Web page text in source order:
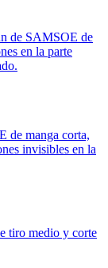
de SAMSOE de
en la parte
de manga corta,
invisibles en la
tiro medio y corte